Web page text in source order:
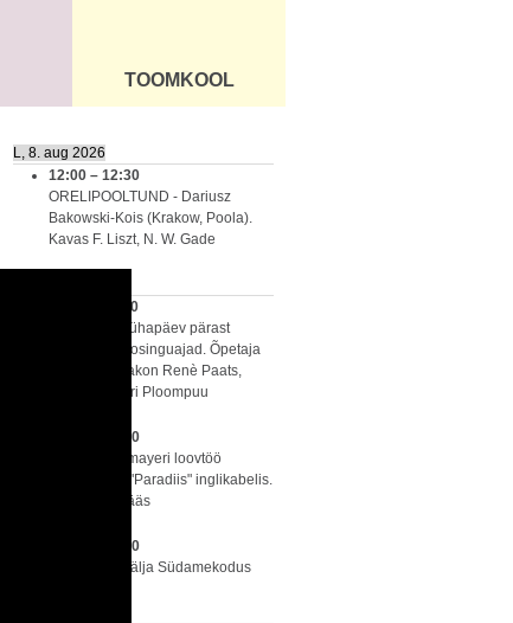
ÜLDINFO
TOOMKOOL
L, 8. aug 2026
12:00 – 12:30
ORELIPOOLTUND - Dariusz
Bakowski-Kois (Krakow, Poola).
Kavas F. Liszt, N. W. Gade
12:30
Missa - 11. pühapäev pärast
nelipüha. Soosinguajad. Õpetaja
Joel Siim, diakon Renè Paats,
organist Kadri Ploompuu
14:00
Emma Bachmayeri loovtöö
KONTSERT "Paradiis" inglikabelis.
Vaba sissepääs
15:00
MISSA Merivälja Südamekodus